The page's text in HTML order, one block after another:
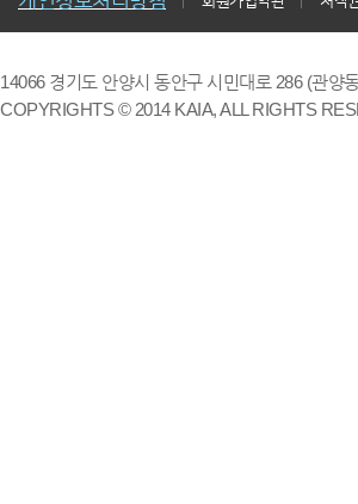
14066 경기도 안양시 동안구 시민대로 286 (관
COPYRIGHTS © 2014 KAIA, ALL RIGHTS